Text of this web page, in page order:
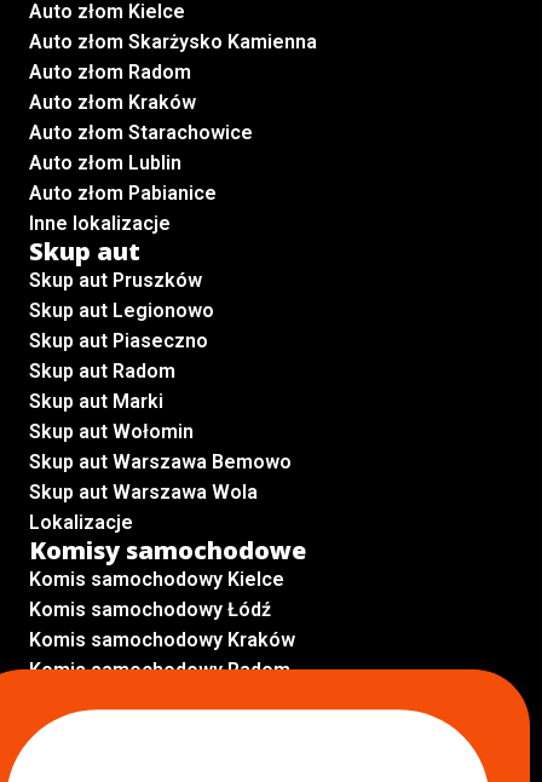
Auto złom Kielce
Auto złom Skarżysko Kamienna
Auto złom Radom
Auto złom Kraków
Auto złom Starachowice
Auto złom Lublin
Auto złom Pabianice
Inne lokalizacje
Skup aut
Skup aut Pruszków
Skup aut Legionowo
Skup aut Piaseczno
Skup aut Radom
Skup aut Marki
Skup aut Wołomin
Skup aut Warszawa Bemowo
Skup aut Warszawa Wola
Lokalizacje
Komisy samochodowe
Komis samochodowy Kielce
Komis samochodowy Łódź
Komis samochodowy Kraków
Komis samochodowy Radom
Komis samochodowy Opole